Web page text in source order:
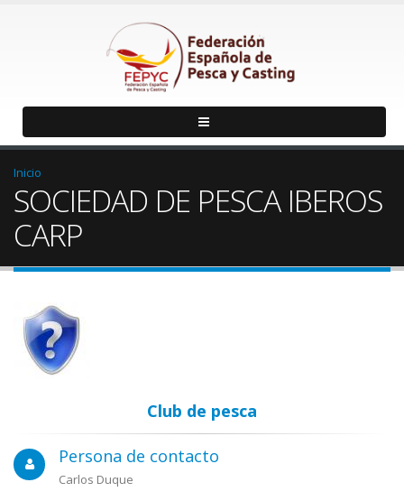
Inicio
SOCIEDAD DE PESCA IBEROS
CARP
Club de pesca
Persona de contacto
Carlos Duque